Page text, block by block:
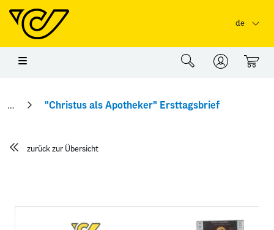
Springe zu Hauptinhalt
de
0
"Christus als Apotheker" Ersttagsbrief
zurück zur Übersicht